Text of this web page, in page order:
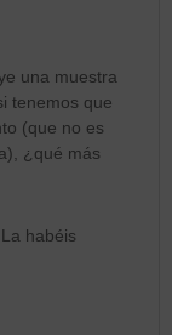
una muestra
tenemos que
(que no es
¿qué más
habéis